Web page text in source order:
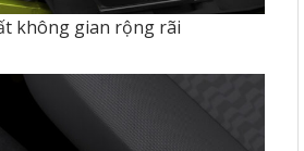
không gian rộng rãi